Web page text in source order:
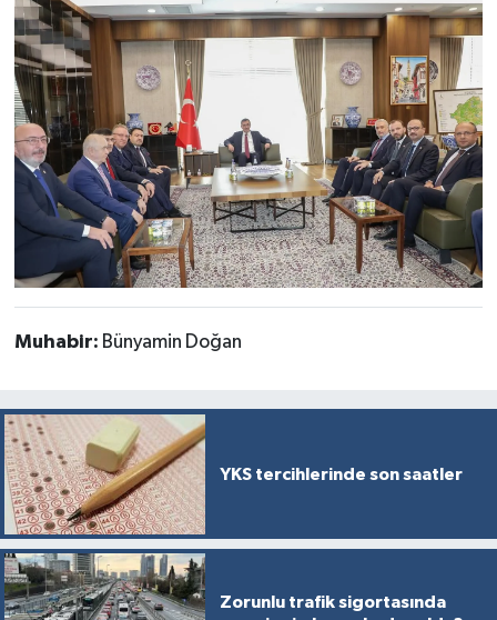
Muhabir: Bünyamin Doğan
YKS tercihlerinde son saatler
Zorunlu trafik sigortasında